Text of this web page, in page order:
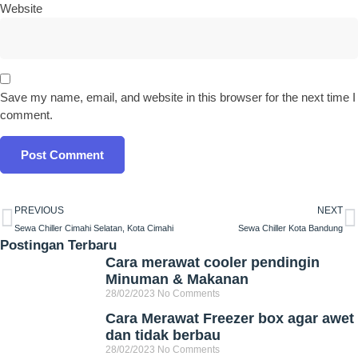
Website
Save my name, email, and website in this browser for the next time I
comment.
PREVIOUS
Sewa Chiller Cimahi Selatan, Kota Cimahi
NEXT
Sewa Chiller Kota Bandung
Postingan Terbaru
Cara merawat cooler pendingin
Minuman & Makanan
28/02/2023 No Comments
Cara Merawat Freezer box agar awet
dan tidak berbau
28/02/2023 No Comments